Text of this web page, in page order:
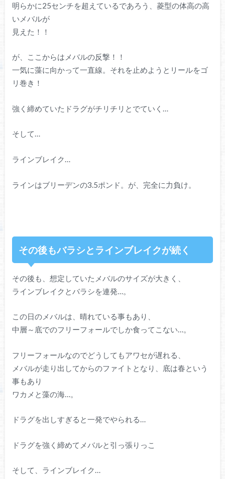
明らかに25センチを超えているであろう、菱型の体高の高
いメバルが
見えた！！
が、ここからはメバルの反撃！！
一気に藻に向かって一直線。それを止めようとリールをゴ
リ巻き！
強く締めていたドラグがチリチリとでていく…
そして…
ラインブレイク…
ラインはブリーデンの3.5ポンド。が、完全に力負け。
その後もバラシとラインブレイクが続く
その後も、想定していたメバルのサイズが大きく、
ラインブレイクとバラシを連発…。
この日のメバルは、晴れている事もあり、
中層～底でのフリーフォールでしか食ってこない…。
フリーフォールなのでどうしてもアワセが遅れる、
メバルが走り出してからのファイトとなり、底は春という
事もあり
ワカメと藻の海…。
ドラグを出しすぎると一発でやられる…
ドラグを強く締めてメバルと引っ張りっこ
そして、ラインブレイク…